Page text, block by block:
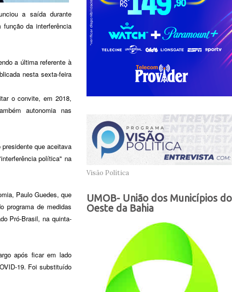
a saída durante
da interferência
a última referente à
nesta sexta-feira
o convite, em 2018,
autonomia nas
que aceitava
política" na
Paulo Guedes, que
programa de medidas
Pró-Brasil, na quinta-
após ficar em lado
19. Foi substituído
Visão Política
UMOB- União dos Municípios do
Oeste da Bahia